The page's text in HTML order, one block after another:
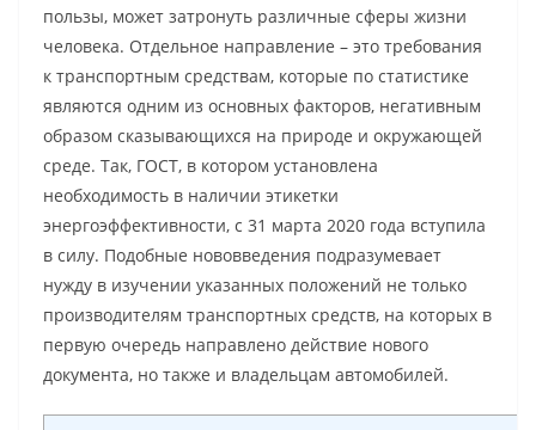
пользы, может затронуть различные сферы жизни
человека. Отдельное направление – это требования
к транспортным средствам, которые по статистике
являются одним из основных факторов, негативным
образом сказывающихся на природе и окружающей
среде. Так, ГОСТ, в котором установлена
необходимость в наличии этикетки
энергоэффективности, с 31 марта 2020 года вступила
в силу. Подобные нововведения подразумевает
нужду в изучении указанных положений не только
производителям транспортных средств, на которых в
первую очередь направлено действие нового
документа, но также и владельцам автомобилей.